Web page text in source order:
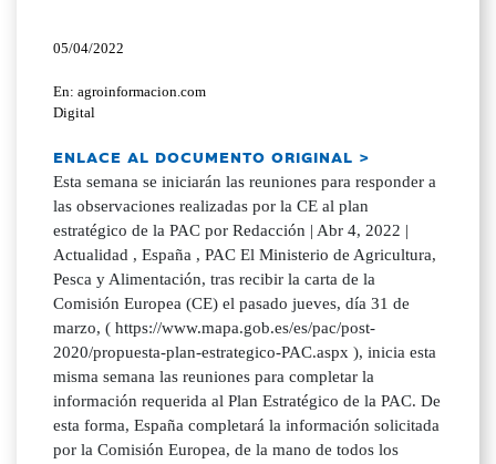
05/04/2022
En: agroinformacion.com
Digital
ENLACE AL DOCUMENTO ORIGINAL >
Esta semana se iniciarán las reuniones para responder a
las observaciones realizadas por la CE al plan
estratégico de la PAC por Redacción | Abr 4, 2022 |
Actualidad , España , PAC El Ministerio de Agricultura,
Pesca y Alimentación, tras recibir la carta de la
Comisión Europea (CE) el pasado jueves, día 31 de
marzo, ( https://www.mapa.gob.es/es/pac/post-
2020/propuesta-plan-estrategico-PAC.aspx ), inicia esta
misma semana las reuniones para completar la
información requerida al Plan Estratégico de la PAC. De
esta forma, España completará la información solicitada
por la Comisión Europea, de la mano de todos los